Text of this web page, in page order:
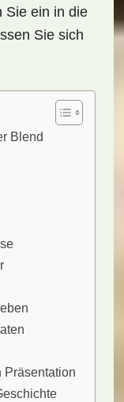
Sie ein in die
Sie sich
Blend
Präsentation